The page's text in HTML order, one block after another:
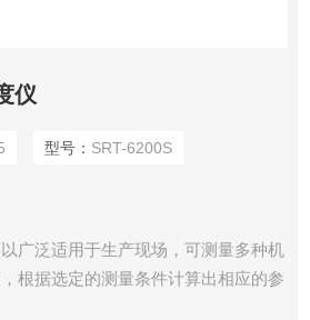
仪
型号： SRT-6200S
广泛适用于生产现场，可测量多种机
根据选定的测量条件计算出相应的参